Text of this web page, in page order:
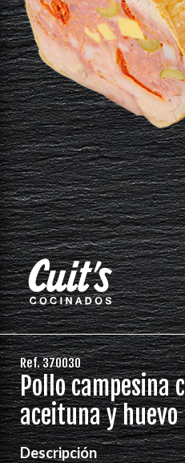
Ref. 370030
Pollo campesina
aceituna y huevo
Descripción